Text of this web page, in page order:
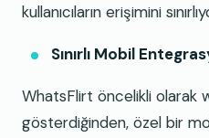
kullanıcıların erişimini
Sınırlı Mobil
WhatsFlirt öncelikli olarak
gösterdiğinden, özel bir